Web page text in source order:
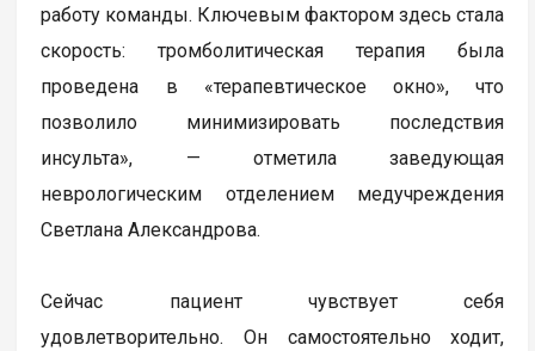
работу команды. Ключевым фактором здесь стала
скорость: тромболитическая терапия была
проведена в «терапевтическое окно», что
позволило минимизировать последствия
инсульта», — отметила заведующая
неврологическим отделением медучреждения
Светлана Александрова.
Сейчас пациент чувствует себя
удовлетворительно. Он самостоятельно ходит,